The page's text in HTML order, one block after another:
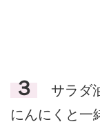
３
サラダ
にんにくと一